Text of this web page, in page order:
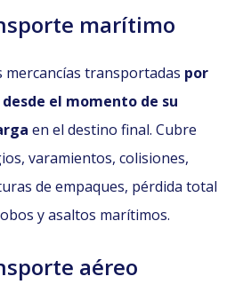
marítimo
transportadas por
el momento de su
en el destino final. Cubre
varamientos, colisiones,
de empaques, pérdida total
y asaltos marítimos.
aéreo